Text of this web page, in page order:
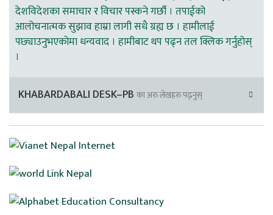
देशविदेशका समाचार र विचार पस्कने गर्छौ । तपाईको
आलोचनात्मक सुझाव हाम्रा लागी सधै ग्रह्य छ । हामीलाई
पछ्याउनुभएकोमा धन्यवाद । हामीबाट थप पढ्न तल क्लिक गर्नुहोस्
।
KHABARDABALI DESK–PB का अरु लेखहरु पढ्नुस्